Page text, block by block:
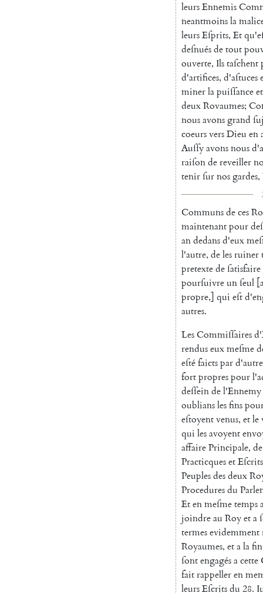
leursEnnemisCom
neantmoinslama
leursEſprits, Et
deſnuésdetout
ouverte, Ilstaſchent
d'artifices, d'aſtuces
minerlapuiſſanceet
deuxRovaumes;
nousavonsgrand
coeursversDieu en
Auſſyavonsnous
raiſondereveiller
tenirſurnosgardes,
Communsdeces
maintenantpourdeſ
andedansd'eux
l'autre, delesruiner
pretextedeſatisfaire
pourſuivreunſeul
propre, qui eſt
autres.
LesCommiſſaires
renduseuxmeſme
eſtéfaictspar
fortproprespour
deſſeindel'Ennemy
oublianslesfins
eſtoyentvenus, etle
qui lesavoyent
affairePrincipale, de
PracticquesetEſcrits
Peuplesdesdeux
Proceduresdu Parle
Etenmeſmetemps
joindreau Royeta
termesevidemment
Royaumes, etalafin
ſontengagésacette
faitrappelleren
leursEſcritsdu 28.